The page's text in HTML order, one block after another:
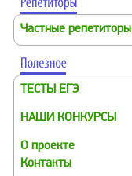
Частные репетиторы
ТЕСТЫ ЕГЭ
НАШИ КОНКУРСЫ
О проекте
Контакты